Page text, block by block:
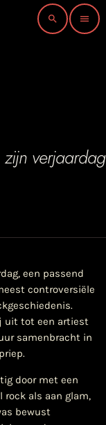
search menu
verjaardag
een passend
controversiële
uit tot een artiest
samenbracht in
door met een
als aan glam,
bewust